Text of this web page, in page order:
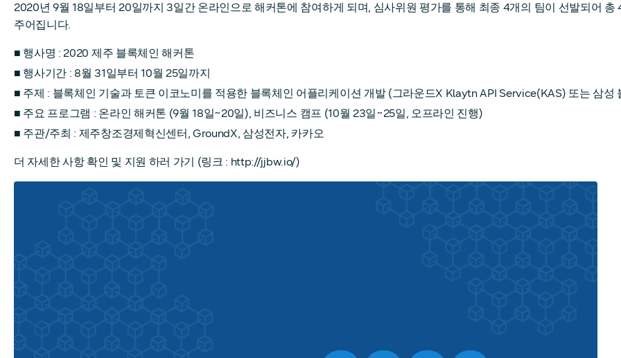
2020년 9월 18일부터 20일까지 3일간 온라인으로 해커톤에 참여하게 되며, 심사위원 평가를 통해 최종 4개의 팀이 선발되어
주어집니다.
■ 행사명 : 2020 제주 블록체인 해커톤
■ 행사기간 : 8월 31일부터 10월 25일까지
■ 주제 : 블록체인 기술과 토큰 이코노미를 적용한 블록체인 어플리케이션 개발 (그라운드X Klaytn API Service(KAS) 또는 삼성
■ 주요 프로그램 : 온라인 해커톤 (9월 18일~20일), 비즈니스 캠프 (10월 23일~25일, 오프라인 진행)
■ 주관/주최 : 제주창조경제혁신센터, GroundX, 삼성전자, 카카오
더 자세한 사항 확인 및 지원 하러 가기 (링크 : http://jjbw.io/)